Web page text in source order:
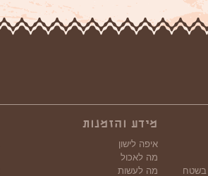
בשטח
מידע והזמנות
איפה לישון
מה לאכול
מה לעשות